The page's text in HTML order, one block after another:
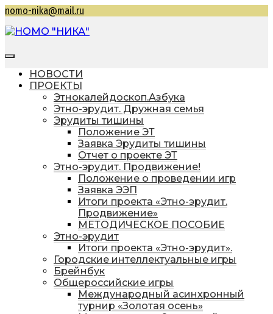
Перейти
содержимому
nomo-nika@mail.ru
НОМО "НИКА"
организация "Находкинская интеллектуальная
командная ассоциация"
НОВОСТИ
ПРОЕКТЫ
Этнокалейдоскоп.Азбука
Этно-эрудит. Дружная семья
Эрудиты тишины
Положение ЭТ
Заявка Эрудиты тишины
Отчет о проекте ЭТ
Этно-эрудит. Продвижение!
Положение о проведении игр
Заявка ЭЭП
Итоги проекта «Этно-эрудит.
Продвижение»
МЕТОДИЧЕСКОЕ ПОСОБИЕ
Этно-эрудит
Итоги проекта «Этно-эрудит».
Городские интеллектуальные игры
Брейнбук
Общероссийские игры
Международный асинхронный
турнир «Золотая осень»